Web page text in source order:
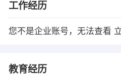
工作经历
您不是企业账号，无法查看
教育经历